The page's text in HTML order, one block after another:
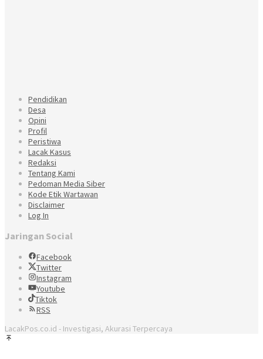
Pendidikan
Desa
Opini
Profil
Peristiwa
Lacak Kasus
Redaksi
Tentang Kami
Pedoman Media Siber
Kode Etik Wartawan
Disclaimer
Log In
Jaringan Social
Facebook
Twitter
Instagram
Youtube
Tiktok
RSS
LacakPos.co.id - Investigasi, Akurasi Terpercaya